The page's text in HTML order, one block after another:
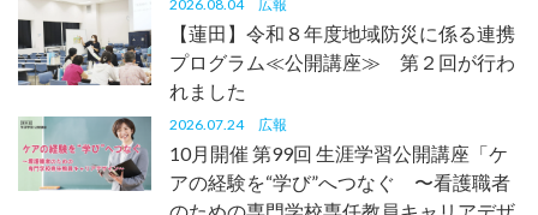
2026.08.04 広報
【蓮田】令和８年度地域防災に係る連携
プログラム≪公開講座≫ 第２回が行わ
れました
2026.07.24 広報
10月開催 第99回 生涯学習公開講座「ケ
アの経験を“学び”へつなぐ 〜看護職者